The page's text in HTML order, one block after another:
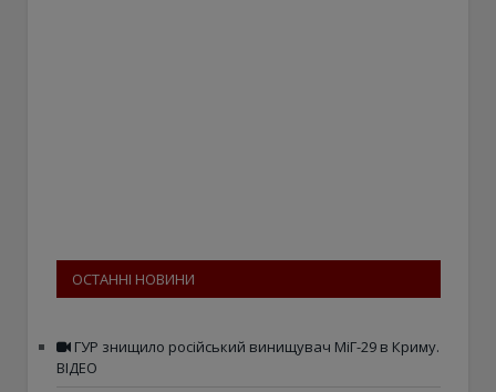
ОСТАННІ НОВИНИ
ГУР знищило російський винищувач МіГ-29 в Криму.
ВІДЕО